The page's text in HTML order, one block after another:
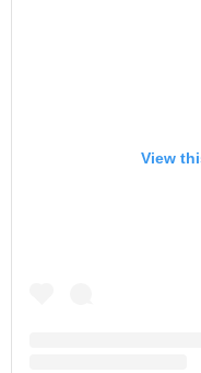
View